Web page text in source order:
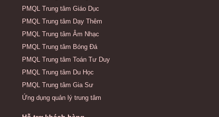
PMQL Trung tâm Giáo Dục
PMQL Trung tâm Dạy Thêm
PMQL Trung tâm Âm Nhạc
PMQL Trung tâm Bóng Đá
PMQL Trung tâm Toán Tư Duy
PMQL Trung tâm Du Học
PMQL Trung tâm Gia Sư
Ứng dụng quản lý trung tâm